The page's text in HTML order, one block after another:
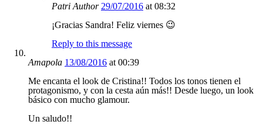
Patri Author 29/07/2016 at 08:32
¡Gracias Sandra! Feliz viernes 😉
Reply to this message
Amapola 13/08/2016 at 00:39
Me encanta el look de Cristina!! Todos los tonos tienen el
protagonismo, y con la cesta aún más!! Desde luego, un look
básico con mucho glamour.
Un saludo!!